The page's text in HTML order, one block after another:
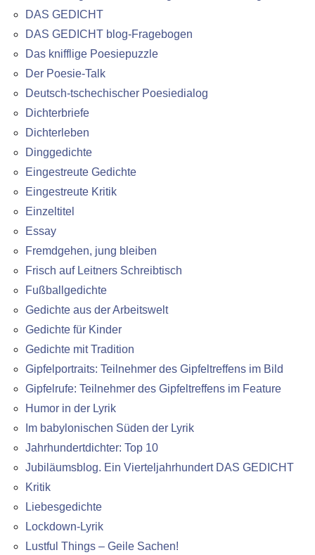
DAS GEDICHT
DAS GEDICHT blog-Fragebogen
Das knifflige Poesiepuzzle
Der Poesie-Talk
Deutsch-tschechischer Poesiedialog
Dichterbriefe
Dichterleben
Dinggedichte
Eingestreute Gedichte
Eingestreute Kritik
Einzeltitel
Essay
Fremdgehen, jung bleiben
Frisch auf Leitners Schreibtisch
Fußballgedichte
Gedichte aus der Arbeitswelt
Gedichte für Kinder
Gedichte mit Tradition
Gipfelportraits: Teilnehmer des Gipfeltreffens im Bild
Gipfelrufe: Teilnehmer des Gipfeltreffens im Feature
Humor in der Lyrik
Im babylonischen Süden der Lyrik
Jahrhundertdichter: Top 10
Jubiläumsblog. Ein Vierteljahrhundert DAS GEDICHT
Kritik
Liebesgedichte
Lockdown-Lyrik
Lustful Things – Geile Sachen!